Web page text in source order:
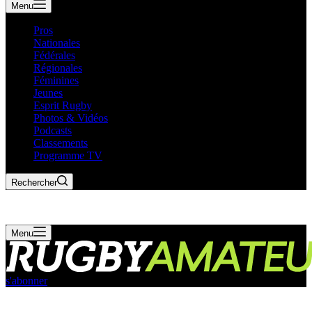
Menu
Pros
Nationales
Fédérales
Régionales
Féminines
Jeunes
Esprit Rugby
Photos & Vidéos
Podcasts
Classements
Programme TV
Rechercher
Menu
s'abonner